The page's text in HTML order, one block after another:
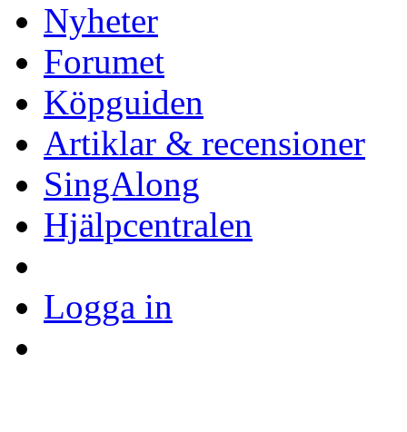
Nyheter
Forumet
Köpguiden
Artiklar & recensioner
SingAlong
Hjälpcentralen
Logga in